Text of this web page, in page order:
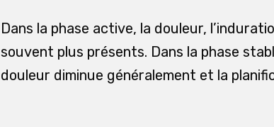
Dans la phase active, la douleur,
souvent plus présents. Dans la phase
douleur diminue généralement et la